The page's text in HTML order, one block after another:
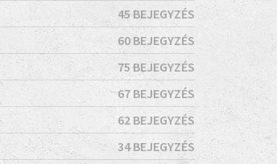
45 BEJEGYZÉS
60 BEJEGYZÉS
75 BEJEGYZÉS
67 BEJEGYZÉS
62 BEJEGYZÉS
34 BEJEGYZÉS